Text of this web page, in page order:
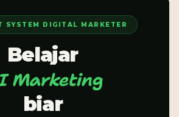
SYSTEM DIGITAL MARKETER
Belajar
CRM
biar